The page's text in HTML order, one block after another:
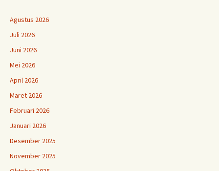
Agustus 2026
Juli 2026
Juni 2026
Mei 2026
April 2026
Maret 2026
Februari 2026
Januari 2026
Desember 2025
November 2025